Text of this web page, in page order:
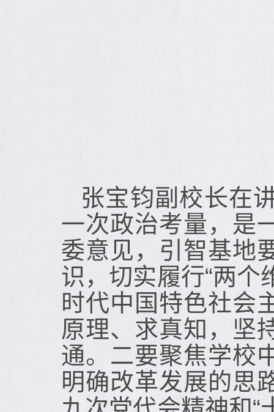
张宝钧副校长在
一次政治考量，是
委意见，引智基地
识，切实履行“两个
时代中国特色社会
原理、求真知，坚
通。二要聚焦学校
明确改革发展的思